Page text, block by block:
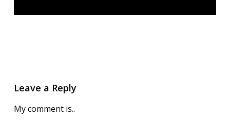
Leave a Reply
My comment is..